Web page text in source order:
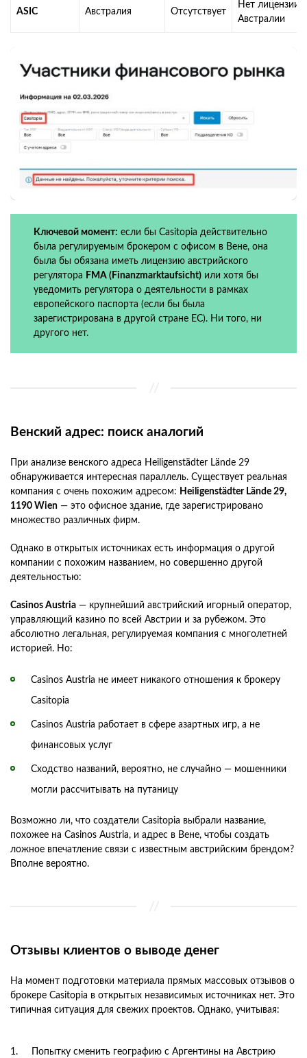
ASIC Австралия Отсутствует
Нет лицензии в
Австралии
Ключевой момент: если бы Casitopia действительно
была регулируемым брокером с офисом в Вене, она
была бы обязана иметь лицензию австрийского
регулятора FMA (Finanzmarktaufsicht)или хотя бы
уведомить регулятора о деятельности в рамках
европейского паспорта (если бы была
зарегистрирована в другой стране ЕС). Ни того, ни
другого нет.
Венский адрес: поиск аналогий
При анализе венского адреса Heiligenstädter Lände 29
обнаруживается интересная параллель. Существует реальная
компания с очень похожим адресом: Heiligenstädter Lände 29,
1190 Wien — это офисное здание, где зарегистрировано
множество различных фирм.
Однако в открытых источниках есть информация о другой
компании с похожим названием, но совершенно другой
деятельностью:
Casinos Austria — крупнейший австрийский игорный оператор,
управляющий казино по всей Австрии и за рубежом. Это
абсолютно легальная, регулируемая компания с многолетней
историей. Но:
Casinos Austria не имеет никакого отношения к брокеру
Casitopia
Casinos Austria работает в сфере азартных игр, а не
финансовых услуг
Сходство названий, вероятно, не случайно — мошенники
могли рассчитывать на путаницу
Возможно ли, что создатели Casitopia выбрали название,
похожее на Casinos Austria, и адрес в Вене, чтобы создать
ложное впечатление связи с известным австрийским брендом?
Вполне вероятно.
Отзывы клиентов о выводе денег
На момент подготовки материала прямых массовых отзывов о
брокере Casitopia в открытых независимых источниках нет. Это
типичная ситуация для свежих проектов. Однако, учитывая:
Попытку сменить географию с Аргентины на Австрию